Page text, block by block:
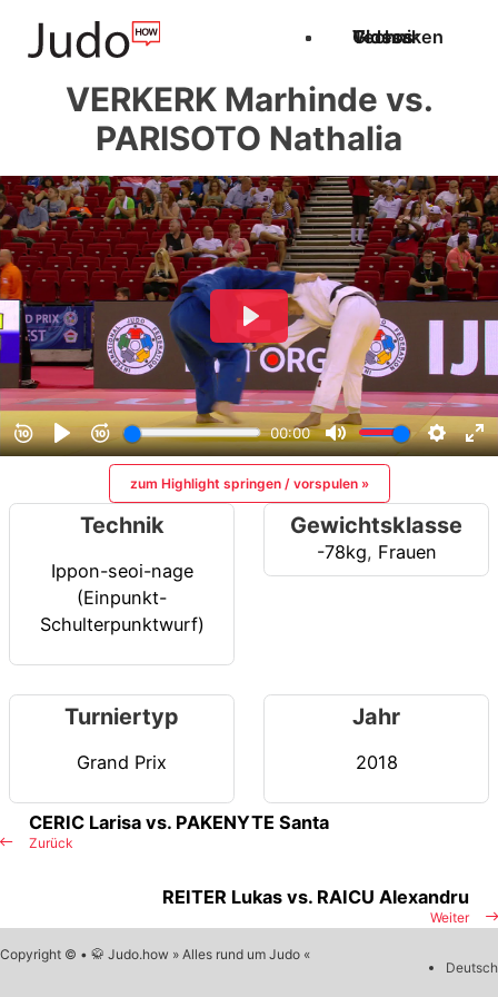
Techniken
Videos
Glossar
VERKERK Marhinde vs.
PARISOTO Nathalia
zum Highlight springen / vorspulen »
Technik
Ippon-seoi-nage
(Einpunkt-
Schulterpunktwurf)
Gewichtsklasse
-78kg, Frauen
Turniertyp
Grand Prix
Jahr
2018
Zurück
CERIC Larisa vs. PAKENYTE Santa
Weiter
REITER Lukas vs. RAICU Alexandru
Copyright © • 🥋 Judo.how » Alles rund um Judo «
Deutsch